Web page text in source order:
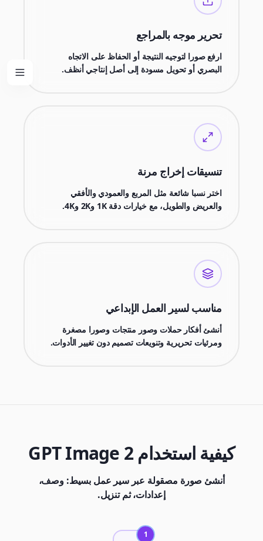
تحرير موجه بالمراجع
ارفع صورا لتوجيه النتيجة أو الحفاظ على الاتجاه
البصري أو تحويل مسودة إلى أصل إنتاجي أنظف.
تنسيقات إخراج مرنة
اختر نسبا شائعة مثل المربع والعمودي والأفقي
والعريض والطويل، مع خيارات دقة 1K و2K و4K.
مناسب لسير العمل الإبداعي
أنشئ أفكار حملات وصور منتجات وصورا مصغرة
ومرئيات تحريرية وتنويعات تصميم دون تغيير الأدوات.
كيفية استخدام GPT Image 2
أنشئ صورة مصقولة عبر سير عمل بسيط: وصف،
إعدادات، ثم تنزيل.
1